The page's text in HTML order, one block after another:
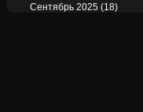
Сентябрь 2025 (18)